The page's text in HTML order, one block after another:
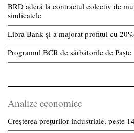
BRD aderă la contractul colectiv de
sindicatele
Libra Bank și-a majorat profitul cu
Programul BCR de sărbătorile de Paște
Analize economice
Creșterea prețurilor industriale, peste